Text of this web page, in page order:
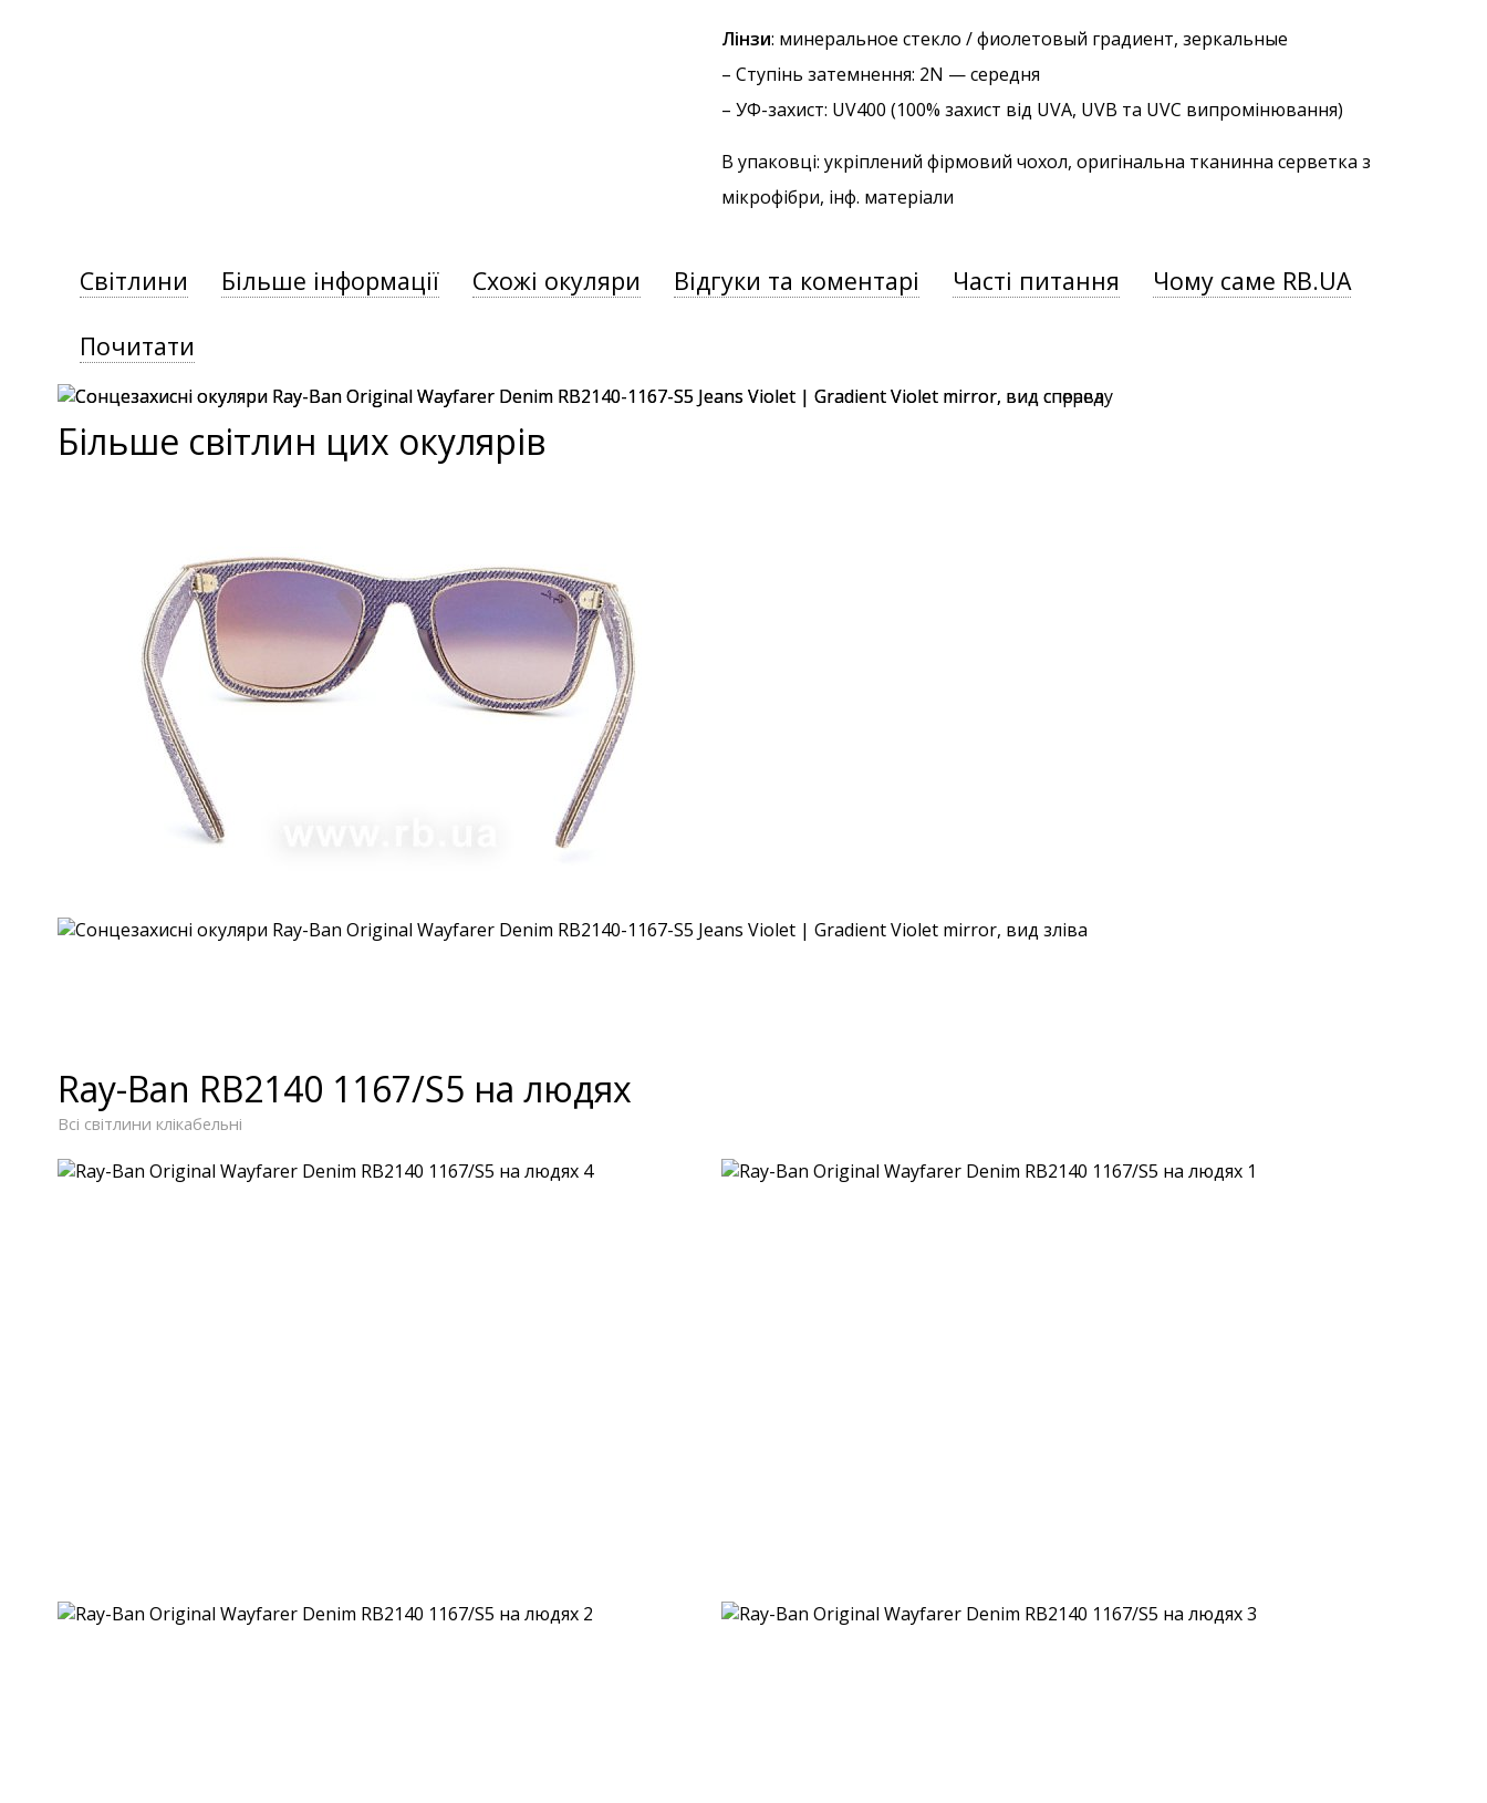
Лінзи: минеральное стекло / фиолетовый градиент, зеркальные
– Ступінь затемнення: 2N — середня
– УФ-захист: UV400 (100% захист від UVA, UVB та UVC випромінювання)
В упаковці: укріплений фірмовий чохол, оригінальна тканинна серветка з
мікрофібри, інф. матеріали
Світлини Більше інформації Схожі окуляри Відгуки та коментарі Часті питання Чому саме RB.UA
Почитати
Більше світлин цих окулярів
Ray-Ban RB2140 1167/S5 на людях
Всі світлини клікабельні